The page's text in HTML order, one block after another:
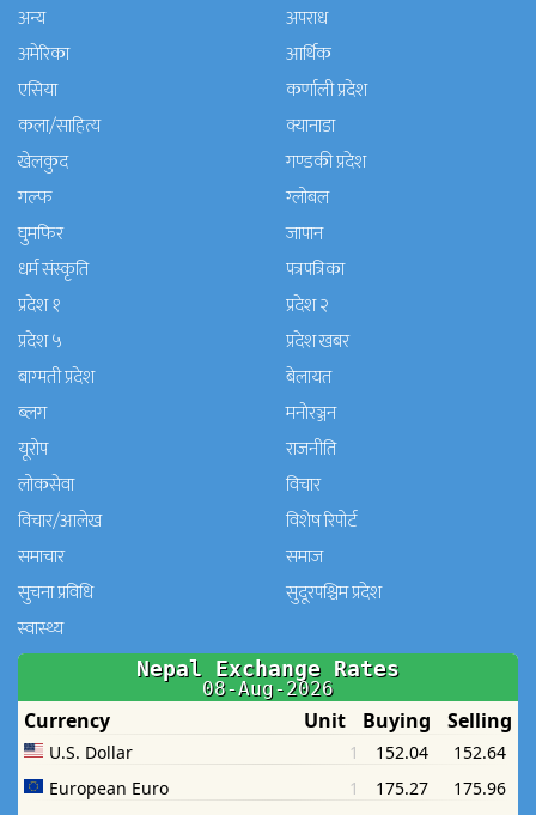
अन्य
अपराध
अमेरिका
आर्थिक
एसिया
कर्णाली प्रदेश
कला/साहित्य
क्यानाडा
खेलकुद
गण्डकी प्रदेश
गल्फ
ग्लोबल
घुमफिर
जापान
धर्म संस्कृति
पत्रपत्रिका
प्रदेश १
प्रदेश २
प्रदेश ५
प्रदेश खबर
बाग्मती प्रदेश
बेलायत
ब्लग
मनाेरञ्जन
यूरोप
राजनीति
लोकसेवा
विचार
विचार/आलेख
विशेष रिपोर्ट
समाचार
समाज
सुचना प्रविधि
सुदूरपश्चिम प्रदेश
स्वास्थ्य